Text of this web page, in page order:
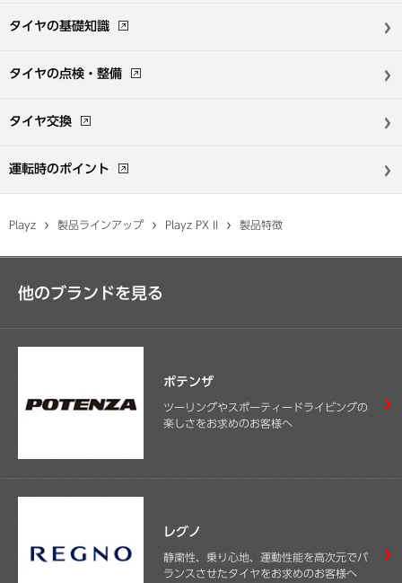
タイヤの基礎知識
タイヤの点検・整備
タイヤ交換
運転時のポイント
Playz 製品ラインアップ Playz PX II 製品特徴
他のブランドを見る
ポテンザ
ツーリングやスポーティードライビングの
楽しさをお求めのお客様へ
レグノ
静粛性、乗り心地、運動性能を高次元でバ
ランスさせたタイヤをお求めのお客様へ